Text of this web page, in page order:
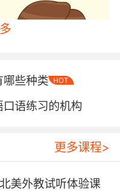
些种类 HOT
语练习的机构
更多课程>
美外教试听体验课